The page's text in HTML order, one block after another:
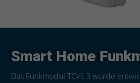
Smart Home
Das Funkmodul TCv1.3 wurde